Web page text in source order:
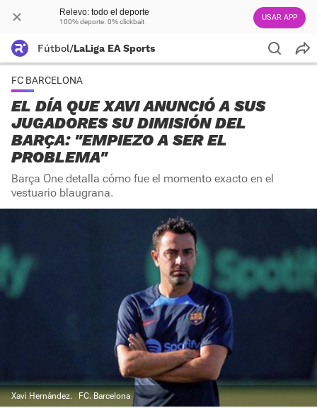
Relevo: todo el deporte
100% deporte. 0% clickbait USAR APP
Fútbol/LaLiga EA Sports
FC BARCELONA
EL DÍA QUE XAVI ANUNCIÓ A SUS
JUGADORES SU DIMISIÓN DEL
BARÇA: "EMPIEZO A SER EL
PROBLEMA"
Barça One detalla cómo fue el momento exacto en el
vestuario blaugrana.
Xavi Hernández. FC. Barcelona